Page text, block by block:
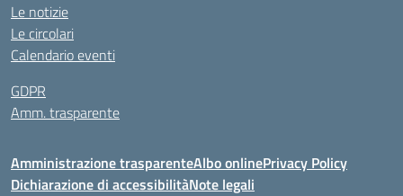
Le notizie
Le circolari
Calendario eventi
GDPR
Amm. trasparente
Amministrazione trasparenteAlbo onlinePrivacy Policy
Dichiarazione di accessibilitàNote legali